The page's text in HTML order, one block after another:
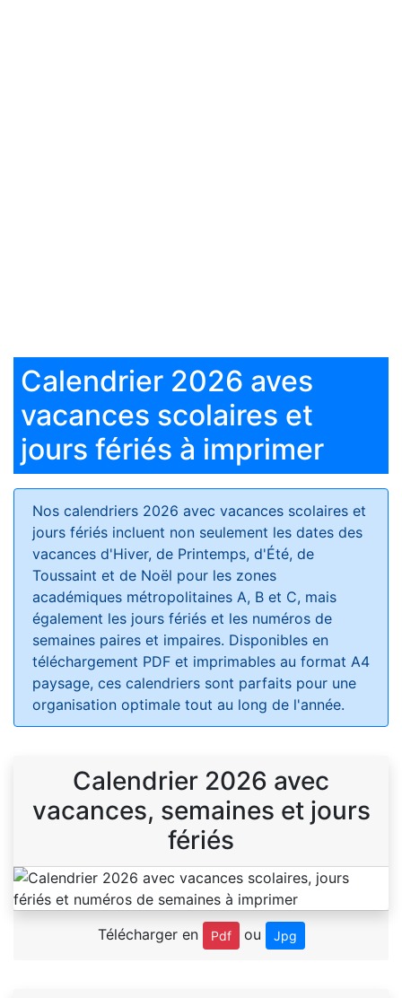
Calendrier 2026 aves
vacances scolaires et
jours fériés à imprimer
Nos calendriers 2026 avec vacances scolaires et
jours fériés incluent non seulement les dates des
vacances d'Hiver, de Printemps, d'Été, de
Toussaint et de Noël pour les zones
académiques métropolitaines A, B et C, mais
également les jours fériés et les numéros de
semaines paires et impaires. Disponibles en
téléchargement PDF et imprimables au format A4
paysage, ces calendriers sont parfaits pour une
organisation optimale tout au long de l'année.
Calendrier 2026 avec
vacances, semaines et jours
fériés
Télécharger en Pdf ou Jpg